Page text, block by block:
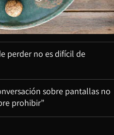
perder no es difícil de
sobre pantallas no
prohibir”